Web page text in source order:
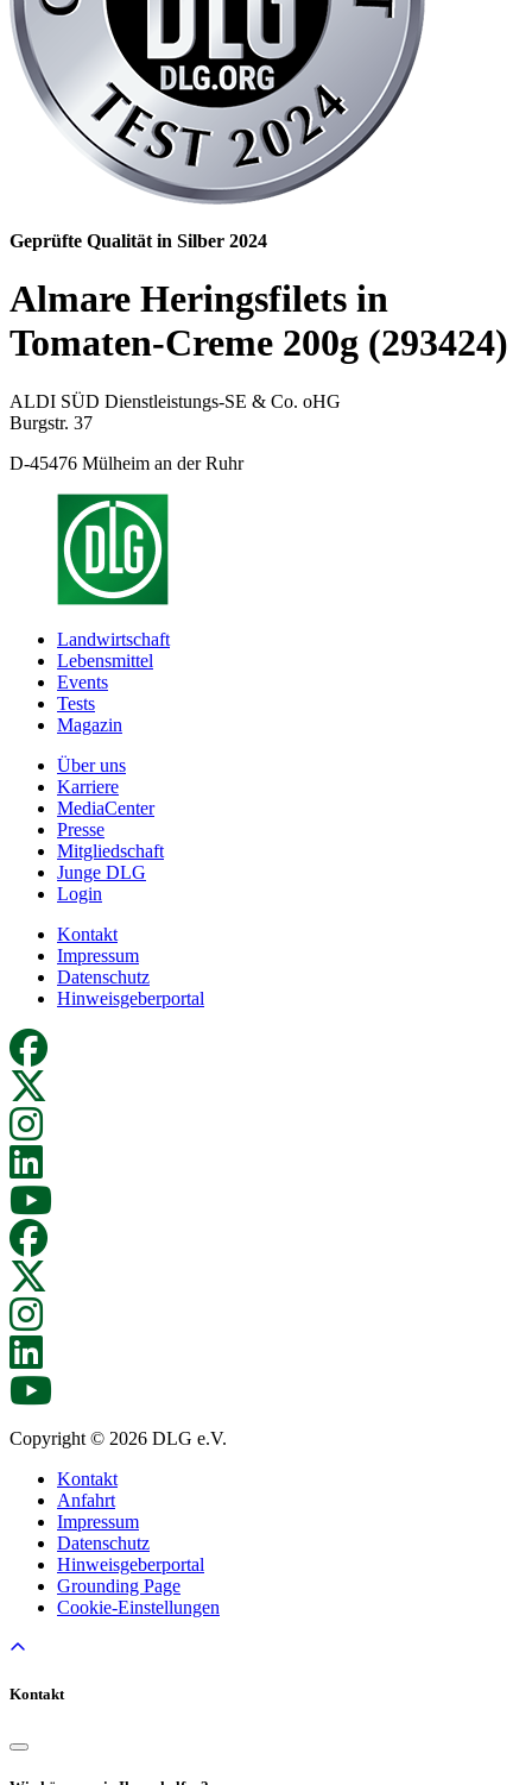
Geprüfte Qualität in Silber 2024
Almare Heringsfilets in
Tomaten-Creme 200g (293424)
ALDI SÜD Dienstleistungs-SE & Co. oHG
Burgstr. 37
D-45476 Mülheim an der Ruhr
Landwirtschaft
Lebensmittel
Events
Tests
Magazin
Über uns
Karriere
MediaCenter
Presse
Mitgliedschaft
Junge DLG
Login
Kontakt
Impressum
Datenschutz
Hinweisgeberportal
Copyright © 2026 DLG e.V.
Kontakt
Anfahrt
Impressum
Datenschutz
Hinweisgeberportal
Grounding Page
Cookie-Einstellungen
Kontakt